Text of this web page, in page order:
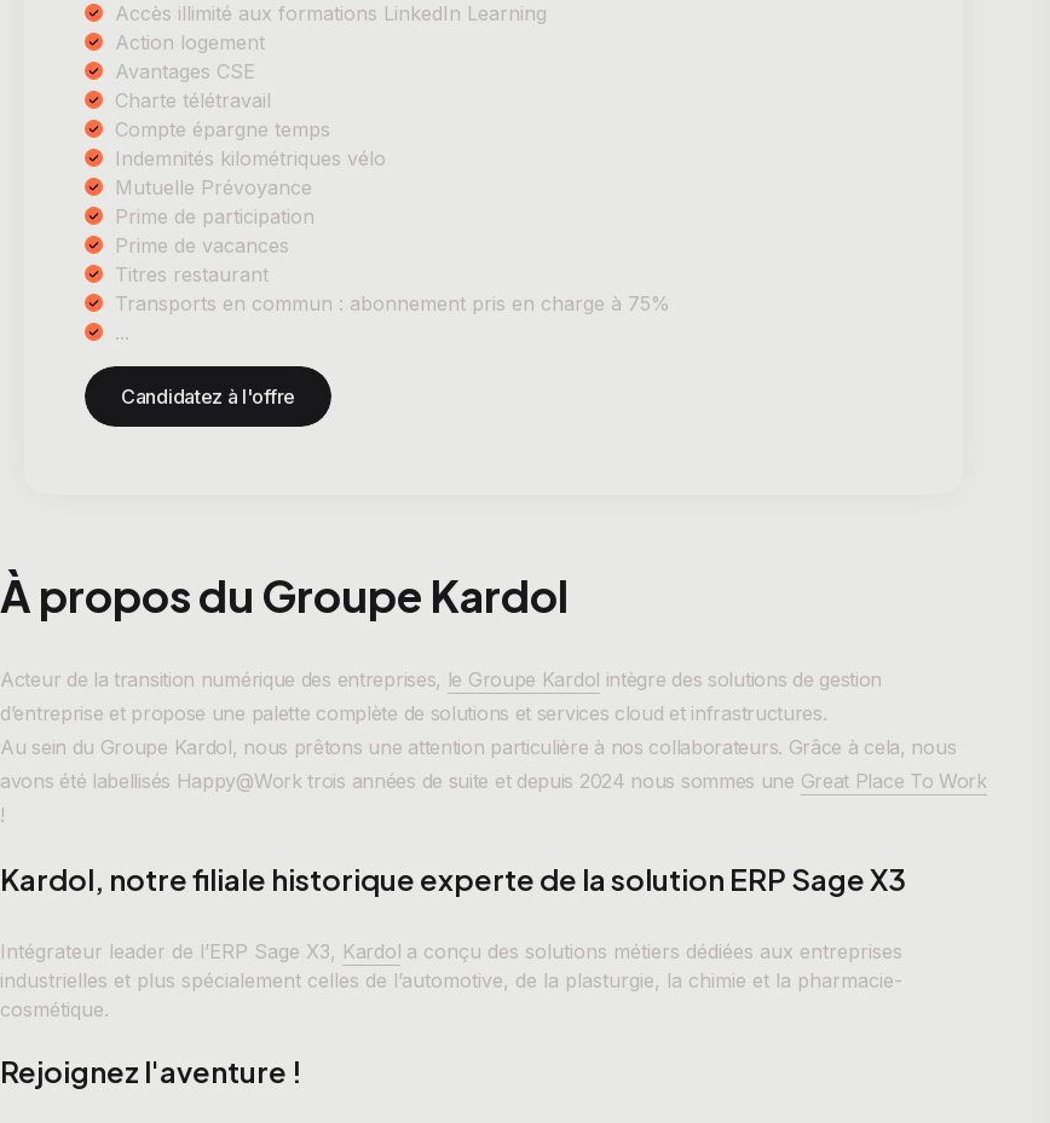
Accès illimité aux formations LinkedIn Learning
Action logement
Avantages CSE
Charte télétravail
Compte épargne temps
Indemnités kilométriques vélo
Mutuelle Prévoyance
Prime de participation
Prime de vacances
Titres restaurant
Transports en commun : abonnement pris en charge à 75%
...
Candidatez à l'offre
À propos du Groupe Kardol
Acteur de la transition numérique des entreprises, le Groupe Kardol intègre des solutions de gestion
d’entreprise et propose une palette complète de solutions et services cloud et infrastructures.
Au sein du Groupe Kardol, nous prêtons une attention particulière à nos collaborateurs. Grâce à cela, nous
avons été labellisés Happy@Work trois années de suite et depuis 2024 nous sommes une Great Place To Work
!
Kardol, notre filiale historique experte de la solution ERP Sage X3
Intégrateur leader de l’ERP Sage X3, Kardol a conçu des solutions métiers dédiées aux entreprises
industrielles et plus spécialement celles de l’automotive, de la plasturgie, la chimie et la pharmacie-
cosmétique.
Rejoignez l'aventure !